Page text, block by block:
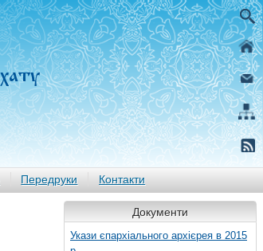
Передруки Контакти
Документи
Укази єпархіального архієрея в 2015